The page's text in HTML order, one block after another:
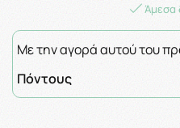
Άμεσα
Με την αγορά αυτού του
Πόντους